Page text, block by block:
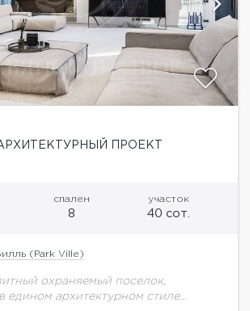
ПРОЕКТ
спален
8
участок
40 сот.
(Park Ville)
охраняемый поселок,
едином архитектурном стиле